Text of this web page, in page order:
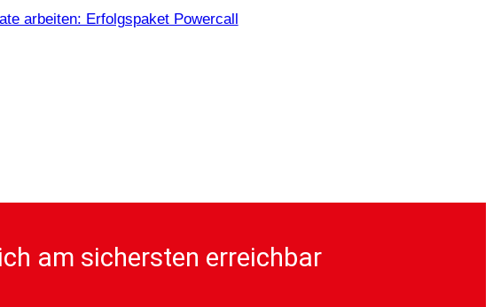
arbeiten: Erfolgspaket Powercall
am sichersten erreichbar